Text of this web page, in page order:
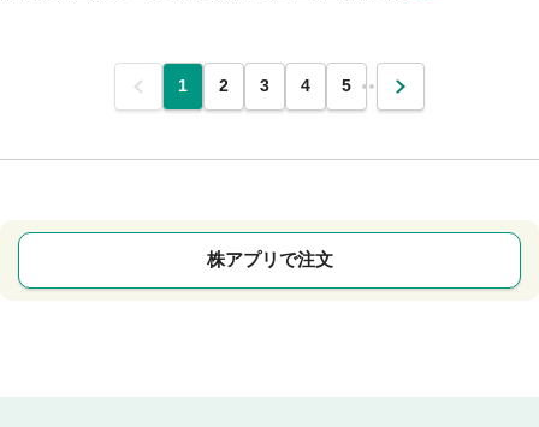
前 1 2 3 4 5 … 次
株アプリで注文